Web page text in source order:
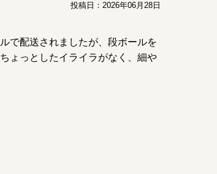
投稿日： 2026年06月28日
で配送されましたが、段ボールを
ょっとしたイライラがなく、細や